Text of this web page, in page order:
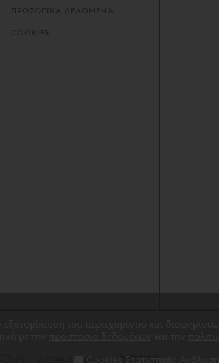
ΠΡΟΣΩΠΙΚΑ ΔΕΔΟΜΕΝΑ
COOKIES
Cookies Στατιστικής Ανάλυσης